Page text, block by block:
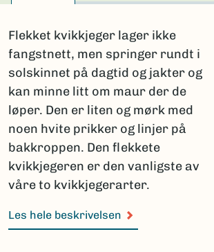
Flekket kvikkjeger lager ikke
fangstnett, men springer rundt i
solskinnet på dagtid og jakter og
kan minne litt om maur der de
løper. Den er liten og mørk med
noen hvite prikker og linjer på
bakkroppen. Den flekkete
kvikkjegeren er den vanligste av
våre to kvikkjegerarter.
Les hele beskrivelsen